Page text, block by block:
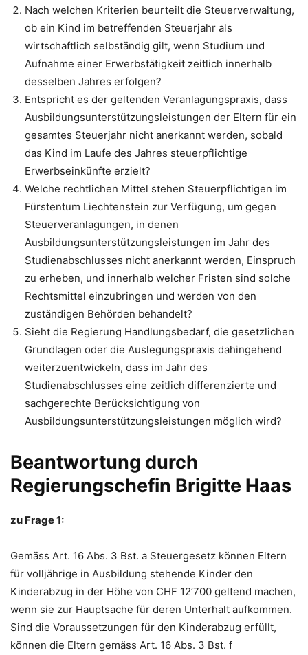
Nach welchen Kriterien beurteilt die Steuerverwaltung,
ob ein Kind im betreffenden Steuerjahr als
wirtschaftlich selbständig gilt, wenn Studium und
Aufnahme einer Erwerbstätigkeit zeitlich innerhalb
desselben Jahres erfolgen?
Entspricht es der geltenden Veranlagungspraxis, dass
Ausbildungsunterstützungsleistungen der Eltern für ein
gesamtes Steuerjahr nicht anerkannt werden, sobald
das Kind im Laufe des Jahres steuerpflichtige
Erwerbseinkünfte erzielt?
Welche rechtlichen Mittel stehen Steuerpflichtigen im
Fürstentum Liechtenstein zur Verfügung, um gegen
Steuerveranlagungen, in denen
Ausbildungsunterstützungsleistungen im Jahr des
Studienabschlusses nicht anerkannt werden, Einspruch
zu erheben, und innerhalb welcher Fristen sind solche
Rechtsmittel einzubringen und werden von den
zuständigen Behörden behandelt?
Sieht die Regierung Handlungsbedarf, die gesetzlichen
Grundlagen oder die Auslegungspraxis dahingehend
weiterzuentwickeln, dass im Jahr des
Studienabschlusses eine zeitlich differenzierte und
sachgerechte Berücksichtigung von
Ausbildungsunterstützungsleistungen möglich wird?
Beantwortung durch
Regierungschefin Brigitte Haas
zu Frage 1:
Gemäss Art. 16 Abs. 3 Bst. a Steuergesetz können Eltern
für volljährige in Ausbildung stehende Kinder den
Kinderabzug in der Höhe von CHF 12’700 geltend machen,
wenn sie zur Hauptsache für deren Unterhalt aufkommen.
Sind die Voraussetzungen für den Kinderabzug erfüllt,
können die Eltern gemäss Art. 16 Abs. 3 Bst. f